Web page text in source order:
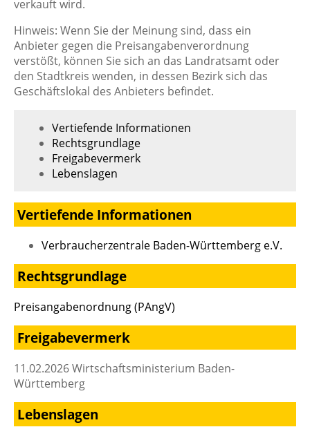
verkauft wird.
Hinweis: Wenn Sie der Meinung sind, dass ein
Anbieter gegen die Preisangabenverordnung
verstößt, können Sie sich an das Landratsamt oder
den Stadtkreis wenden, in dessen Bezirk sich das
Geschäftslokal des Anbieters befindet.
Vertiefende Informationen
Rechtsgrundlage
Freigabevermerk
Lebenslagen
Vertiefende Informationen
Verbraucherzentrale Baden-Württemberg e.V.
Rechtsgrundlage
Preisangabenordnung (PAngV)
Freigabevermerk
11.02.2026 Wirtschaftsministerium Baden-
Württemberg
Lebenslagen